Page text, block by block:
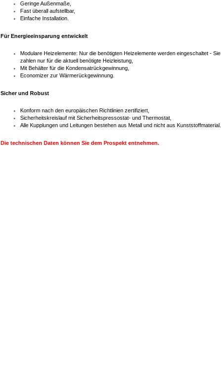
Geringe Außenmaße,
Fast überall aufstellbar,
Einfache Installation.
Für Energieeinsparung entwickelt
Modulare Heizelemente: Nur die benötigten Heizelemente werden eingeschaltet - Sie
zahlen nur für die aktuell benötigte Heizleistung,
Mit Behälter für die Kondensatrückgewinnung,
Economizer zur Wärmerückgewinnung.
Sicher und Robust
Konform nach den europäischen Richtlinien zertifiziert,
Sicherheitskreislauf mit Sicherheitspressostat- und Thermostat,
Alle Kupplungen und Leitungen bestehen aus Metall und nicht aus Kunststoffmaterial.
Die technischen Daten können Sie dem Prospekt entnehmen.